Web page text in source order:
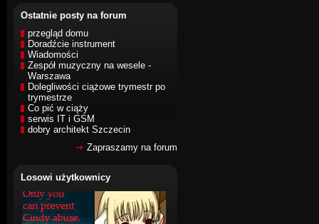
Ostatnie posty na forum
przegląd domu
Doradźcie instrument
Wiadomości
Zespół muzyczny na wesele -
Warszawa
Dolegliwości ciążowe trymestr po
trymestrze
Co pić w ciąży
serwis IT i GSM
dobry architekt Szczecin
Zapraszamy na forum
Losowi użytkownicy